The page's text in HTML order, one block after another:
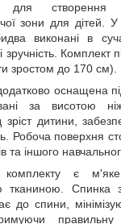
для створення
зони для дітей.
виконані в
Комплект
зростом до 170 см).
оснащена
за висотою
зріст дитини,
Робоча поверхня
та іншого
комплекту є
тканиною. Спинка
до спини,
правильну